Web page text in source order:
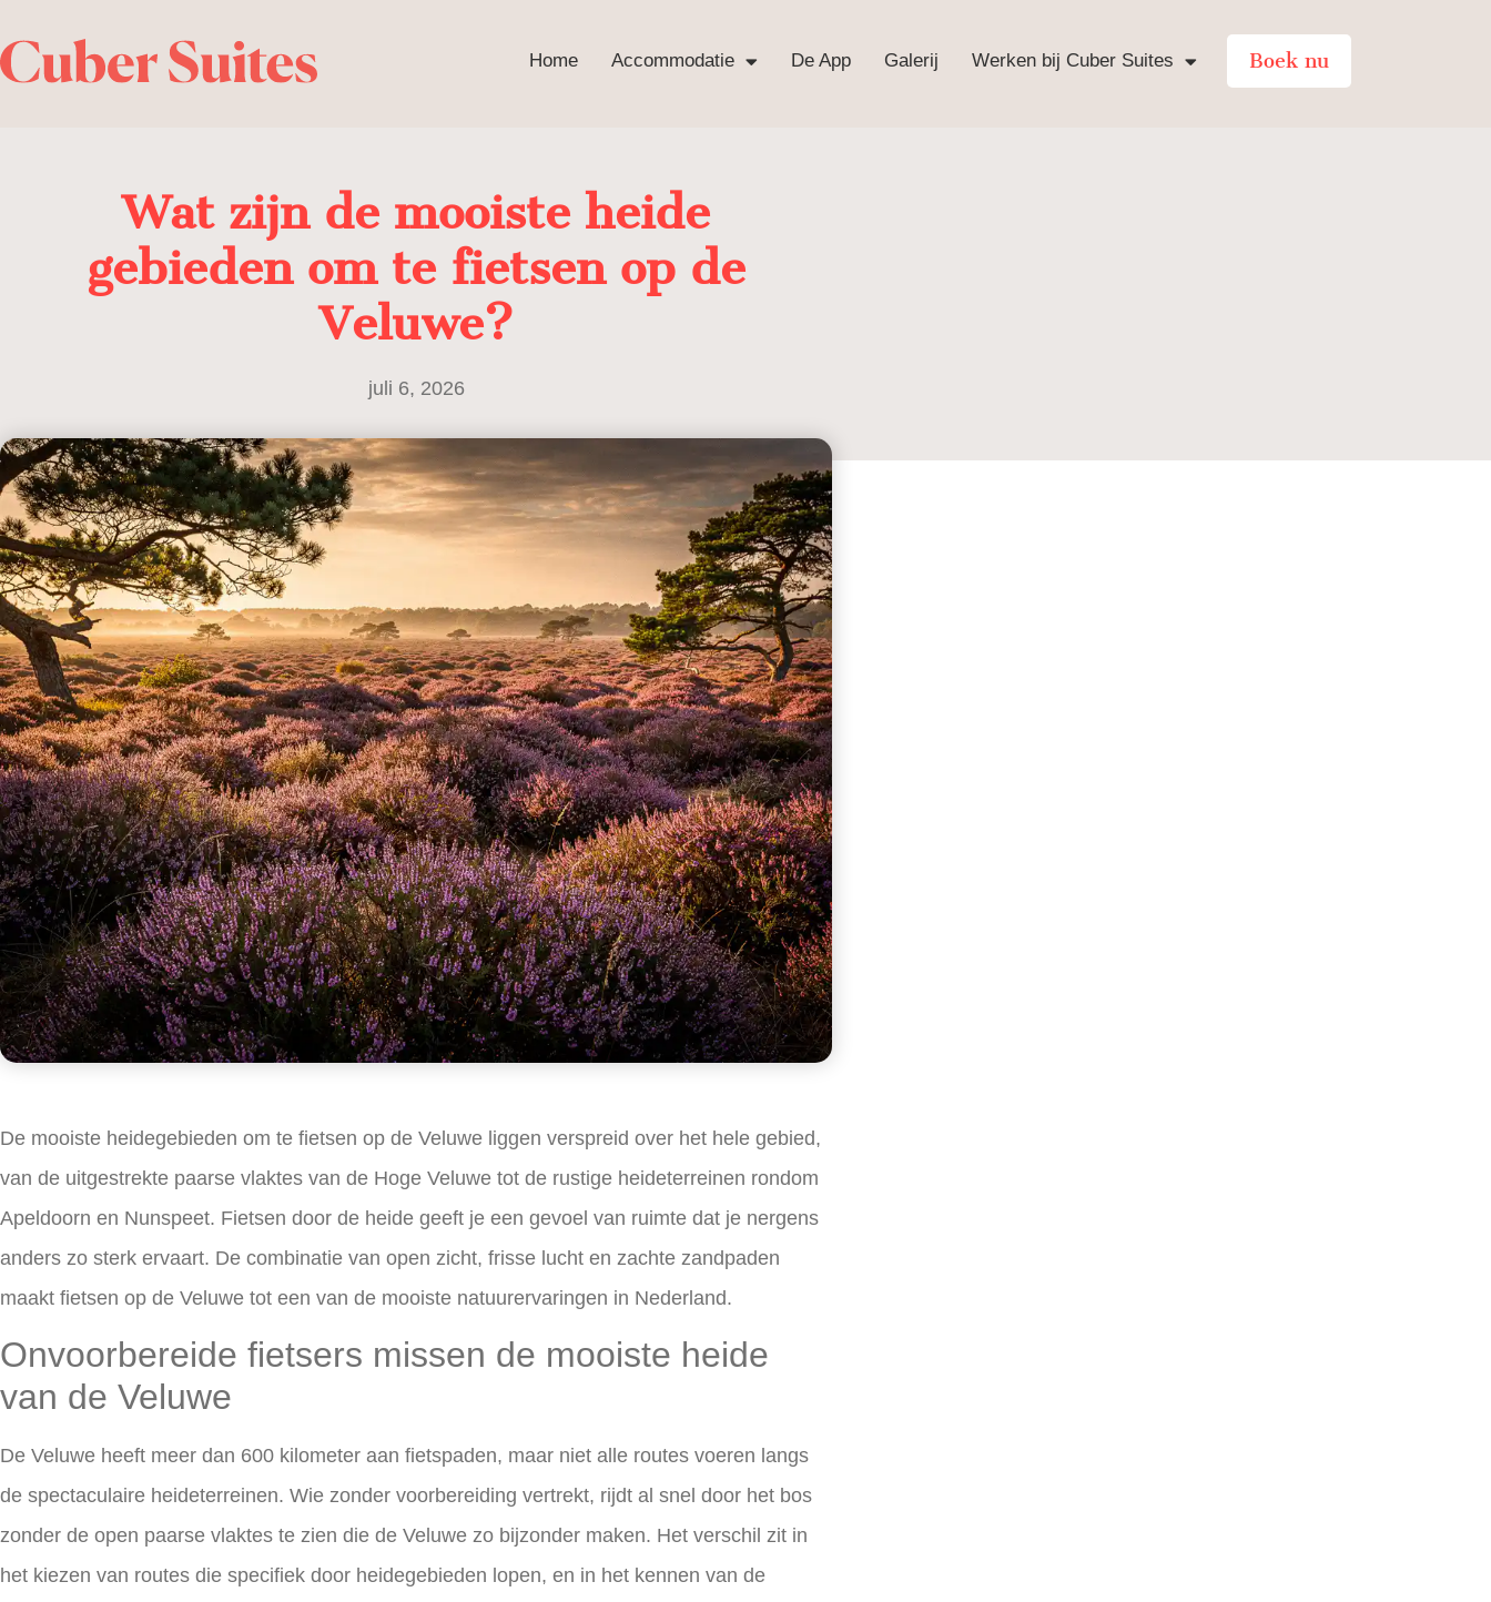
Home Accommodatie De App Galerij Werken bij Cuber Suites Boek nu
Wat zijn de mooiste heide
gebieden om te fietsen op de
Veluwe?
juli 6, 2026
De mooiste heidegebieden om te fietsen op de Veluwe liggen verspreid over het hele gebied,
van de uitgestrekte paarse vlaktes van de Hoge Veluwe tot de rustige heideterreinen rondom
Apeldoorn en Nunspeet. Fietsen door de heide geeft je een gevoel van ruimte dat je nergens
anders zo sterk ervaart. De combinatie van open zicht, frisse lucht en zachte zandpaden
maakt fietsen op de Veluwe tot een van de mooiste natuurervaringen in Nederland.
Onvoorbereide fietsers missen de mooiste heide
van de Veluwe
De Veluwe heeft meer dan 600 kilometer aan fietspaden, maar niet alle routes voeren langs
de spectaculaire heideterreinen. Wie zonder voorbereiding vertrekt, rijdt al snel door het bos
zonder de open paarse vlaktes te zien die de Veluwe zo bijzonder maken. Het verschil zit in
het kiezen van routes die specifiek door heidegebieden lopen, en in het kennen van de